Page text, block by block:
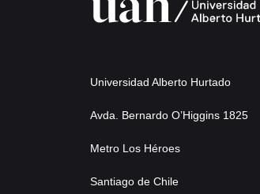
Universidad Alberto Hurtado
Avda. Bernardo O’Higgins 1825
Metro Los Héroes
Santiago de Chile